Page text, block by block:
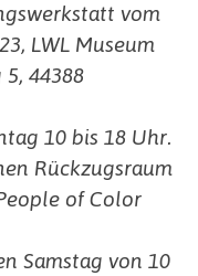
vom
LWL Museum
44388
10 bis 18 Uhr.
Rückzugsraum
of Color
Samstag von 10